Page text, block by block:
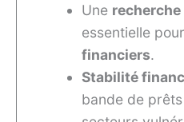
Une recherche
essentielle
financiers.
Stabilité
bande de